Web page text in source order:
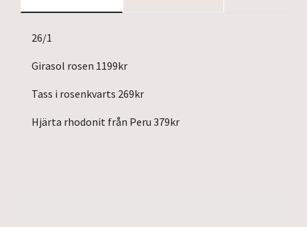
26/1
Girasol rosen 1199kr
Tass i rosenkvarts 269kr
Hjärta rhodonit från Peru 379kr